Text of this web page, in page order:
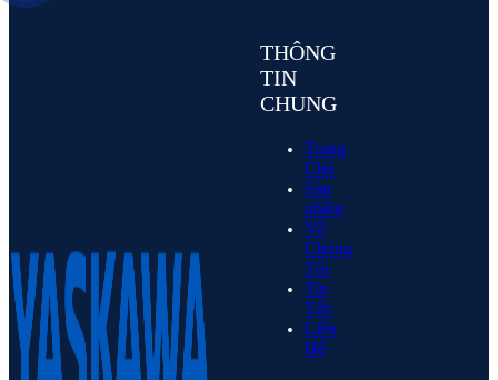
THÔNG
TIN
CHUNG
Trang
Chủ
Sản
phẩm
Về
Chúng
Tôi
Tin
Tức
Liên
Hệ